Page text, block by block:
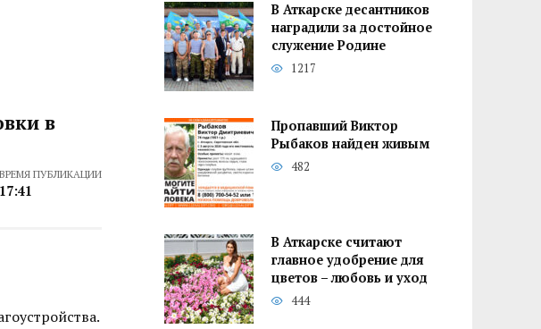
в
ВРЕМЯ ПУБЛИКАЦИИ
17:41
В Аткарске десантников
наградили за достойное
служение Родине
1217
Пропавший Виктор
Рыбаков найден живым
482
В Аткарске считают
главное удобрение для
цветов – любовь и уход
444